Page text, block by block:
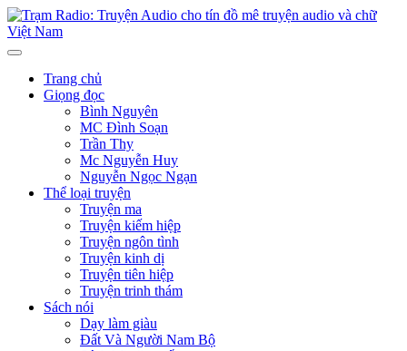
Trang chủ
Giọng đọc
Bình Nguyên
MC Đình Soạn
Trần Thy
Mc Nguyễn Huy
Nguyễn Ngọc Ngạn
Thể loại truyện
Truyện ma
Truyện kiếm hiệp
Truyện ngôn tình
Truyện kinh dị
Truyện tiên hiệp
Truyện trinh thám
Sách nói
Dạy làm giàu
Đất Và Người Nam Bộ